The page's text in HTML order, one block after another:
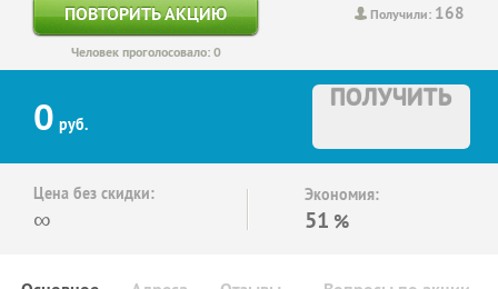
Получили: 168
ПОВТОРИТЬ АКЦИЮ
Человек проголосовало: 0
0 руб.
ПОЛУЧИТЬ
Цена без скидки:
∞
Экономия:
51 %